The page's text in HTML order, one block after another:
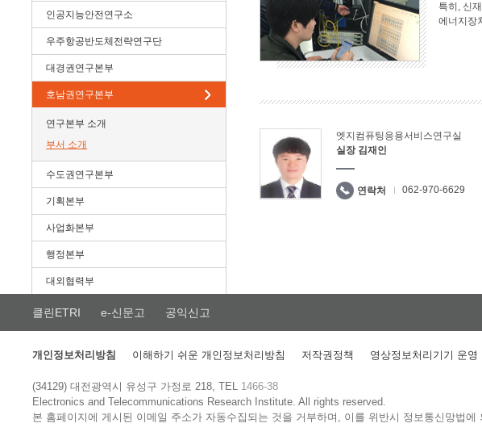
인공지능안전연구소
우주항공반도체전략연구단
대경권연구본부
호남권연구본부
연구본부 소개
부서 소개
수도권연구본부
기획본부
사업화본부
행정본부
대외협력부
특히, 신
에너지장
엣지컴퓨팅응용서비스연구실
실장 김재인
연락처 062-970-6629
클린ETRI e-신문고 공익신고
개인정보처리방침 이해하기 쉬운 개인정보처리방침 저작권정책 영상정보처리기기 운영
(34129) 대전광역시 유성구 가정로 218, TEL 1466-38
Electronics and Telecommunications Research Institute.All rights reserved.
본 홈페이지에 게시된 이메일 주소가 자동수집되는 것을 거부하며, 이를 위반시 정보통신망법